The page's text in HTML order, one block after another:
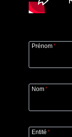
Prénom*
Nom*
Entité *